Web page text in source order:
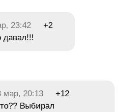
23:42
+2
давал!!!
мар, 20:13
+12
Выбирал